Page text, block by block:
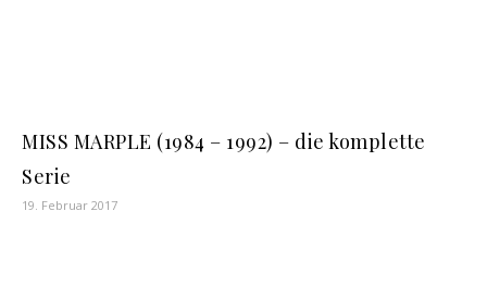
MISS MARPLE (1984 – 1992) – die komplette
Serie
19. Februar 2017